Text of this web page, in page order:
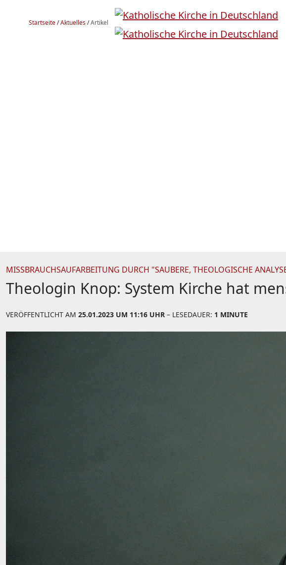
Startseite/Aktuelles/Artikel
MISSBRAUCHSAUFARBEITUNG DURCH "SAUBERE, THEOLOGISCHE
Theologin Knop: System Kirche hat
VERÖFFENTLICHT AM 25.01.2023 UM 11:16 UHR – LESEDAUER: 1 MINUTE